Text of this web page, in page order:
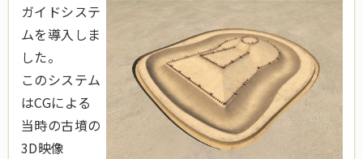
ガイドシステ
ムを導入しま
した。
このシステム
はCGによる
当時の古墳の
3D映像